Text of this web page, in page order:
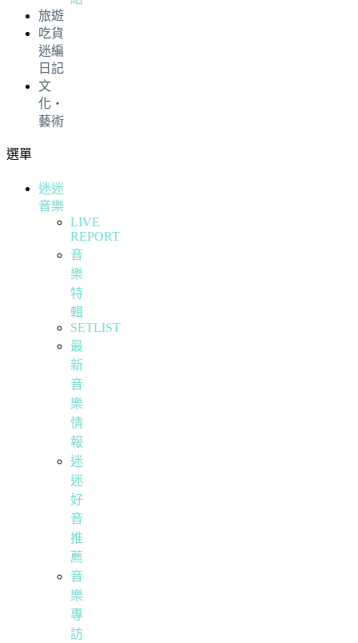
旅遊
吃貨
迷編
日記
文
化・
藝術
選單
迷迷
音樂
LIVE
REPORT
音
樂
特
輯
SETLIST
最
新
音
樂
情
報
迷
迷
好
音
推
薦
音
樂
專
訪